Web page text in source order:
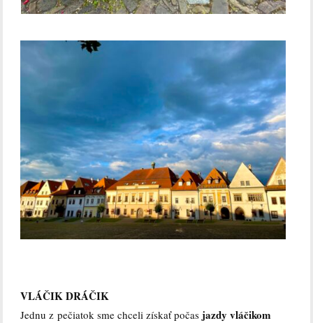
VLÁČIK DRÁČIK
Jednu z pečiatok sme chceli získať počas jazdy vláčikom